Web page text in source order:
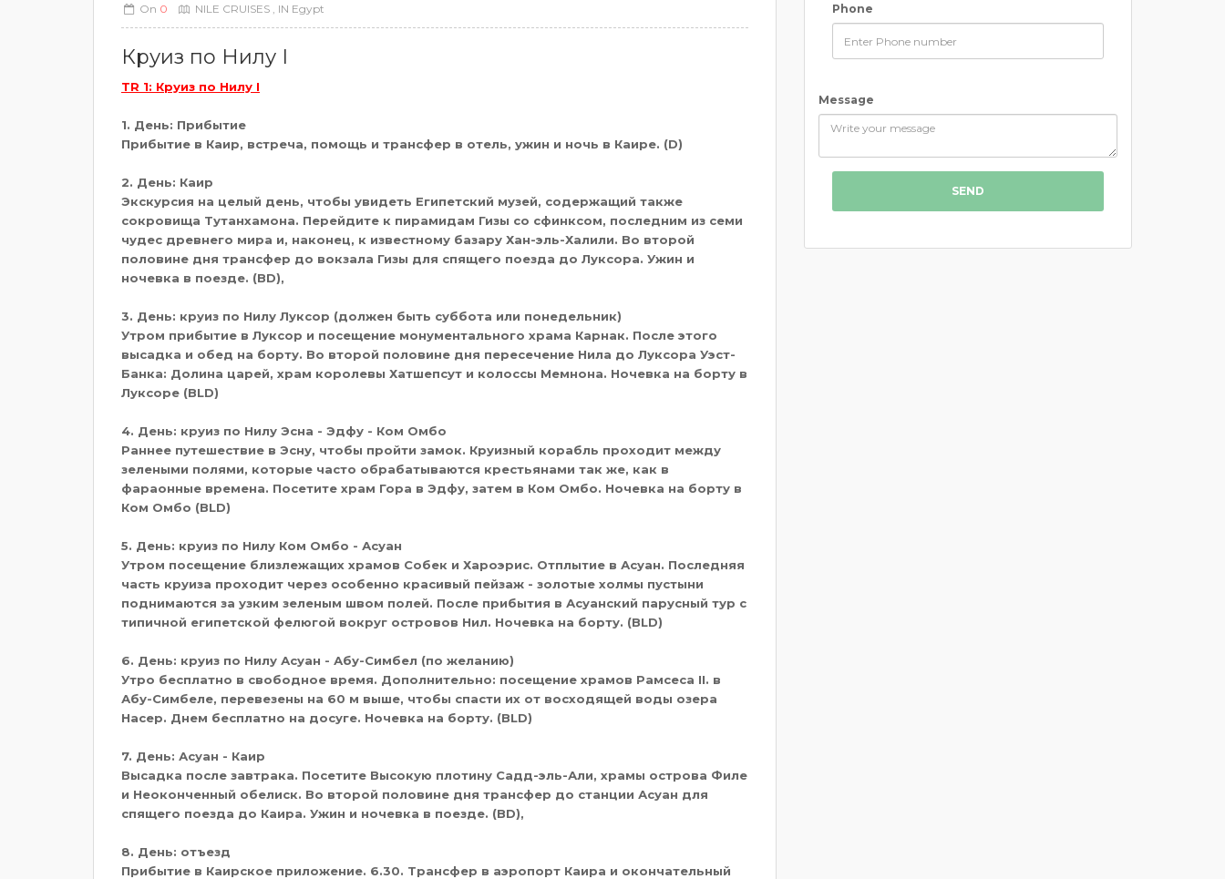
On 0 NILE CRUISES , IN Egypt
Круиз по Нилу I
TR 1: Круиз по Нилу I
1. День: Прибытие
Прибытие в Каир, встреча, помощь и трансфер в отель, ужин и ночь в Каире. (D)
2. День: Каир
Экскурсия на целый день, чтобы увидеть Египетский музей, содержащий также
сокровища Тутанхамона. Перейдите к пирамидам Гизы со сфинксом, последним из семи
чудес древнего мира и, наконец, к известному базару Хан-эль-Халили. Во второй
половине дня трансфер до вокзала Гизы для спящего поезда до Луксора. Ужин и
ночевка в поезде. (BD),
3. День: круиз по Нилу Луксор (должен быть суббота или понедельник)
Утром прибытие в Луксор и посещение монументального храма Карнак. После этого
высадка и обед на борту. Во второй половине дня пересечение Нила до Луксора Уэст-
Банка: Долина царей, храм королевы Хатшепсут и колоссы Мемнона. Ночевка на борту в
Луксоре (BLD)
4. День: круиз по Нилу Эсна - Эдфу - Ком Омбо
Раннее путешествие в Эсну, чтобы пройти замок. Круизный корабль проходит между
зелеными полями, которые часто обрабатываются крестьянами так же, как в
фараонные времена. Посетите храм Гора в Эдфу, затем в Ком Омбо. Ночевка на борту в
Ком Омбо (BLD)
5. День: круиз по Нилу Ком Омбо - Асуан
Утром посещение близлежащих храмов Собек и Хароэрис. Отплытие в Асуан. Последняя
часть круиза проходит через особенно красивый пейзаж - золотые холмы пустыни
поднимаются за узким зеленым швом полей. После прибытия в Асуанский парусный тур с
типичной египетской фелюгой вокруг островов Нил. Ночевка на борту. (BLD)
6. День: круиз по Нилу Асуан - Абу-Симбел (по желанию)
Утро бесплатно в свободное время. Дополнительно: посещение храмов Рамсеса II. в
Абу-Симбеле, перевезены на 60 м выше, чтобы спасти их от восходящей воды озера
Насер. Днем бесплатно на досуге. Ночевка на борту. (BLD)
7. День: Асуан - Каир
Высадка после завтрака. Посетите Высокую плотину Садд-эль-Али, храмы острова Филе
и Неоконченный обелиск. Во второй половине дня трансфер до станции Асуан для
спящего поезда до Каира. Ужин и ночевка в поезде. (BD),
8. День: отъезд
Прибытие в Каирское приложение. 6.30. Трансфер в аэропорт Каира и окончательный
Phone
Message